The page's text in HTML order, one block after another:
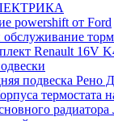
powershift от Ford
Renault 16V
подвеска Рено
термостата